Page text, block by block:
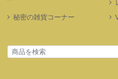
秘密の雑貨コーナー